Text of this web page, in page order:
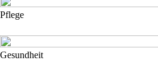
Pflege
Gesundheit